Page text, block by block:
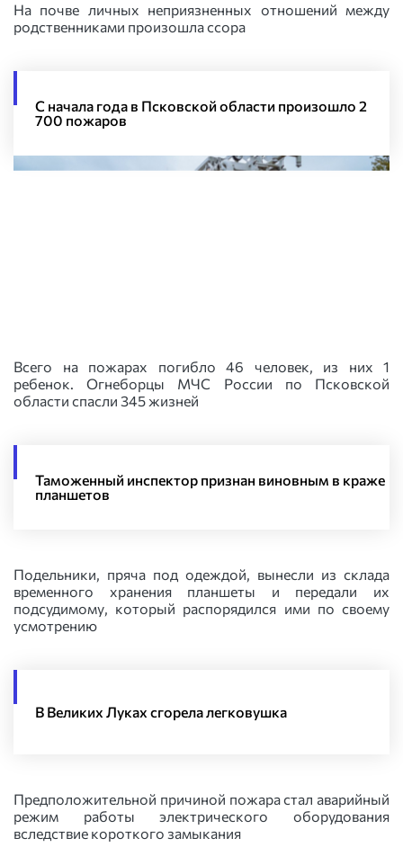
На почве личных неприязненных отношений между
родственниками произошла ссора
С начала года в Псковской области произошло 2
700 пожаров
Всего на пожарах погибло 46 человек, из них 1
ребенок. Огнеборцы МЧС России по Псковской
области спасли 345 жизней
Таможенный инспектор признан виновным в краже
планшетов
Подельники, пряча под одеждой, вынесли из склада
временного хранения планшеты и передали их
подсудимому, который распорядился ими по своему
усмотрению
В Великих Луках сгорела легковушка
Предположительной причиной пожара стал аварийный
режим работы электрического оборудования
вследствие короткого замыкания